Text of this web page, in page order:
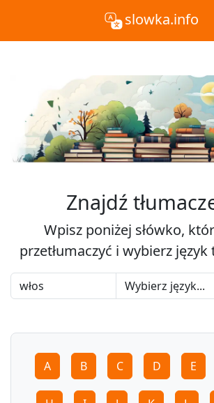
slowka.info
Znajdź
Wpisz poniżej słówko,
przetłumaczyć i wybierz język
A B C D E